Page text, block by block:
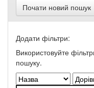
Почати новий пошук
Додати фільтри:
Використовуйте
пошуку.